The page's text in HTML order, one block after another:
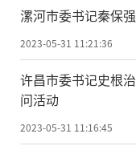
漯河市委书记秦保
2023-05-31 11:21:36
许昌市委书记史根
问活动
2023-05-31 11:16:45